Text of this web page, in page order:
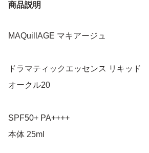
商品説明
MAQuillAGE マキアージュ
ドラマティックエッセンス リキッド
オークル20
SPF50+ PA++++
本体 25ml